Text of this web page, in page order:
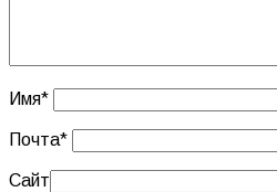
Имя*
Почта*
Сайт